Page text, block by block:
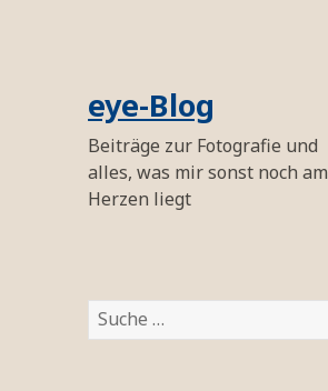
eye-Blog
Beiträge zur Fotografie und
alles, was mir sonst noch am
Herzen liegt
S
u